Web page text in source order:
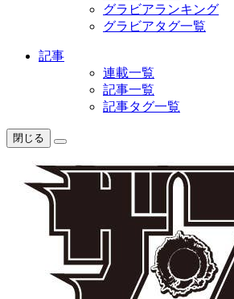
グラビアランキング
グラビアタグ一覧
記事
連載一覧
記事一覧
記事タグ一覧
閉じる